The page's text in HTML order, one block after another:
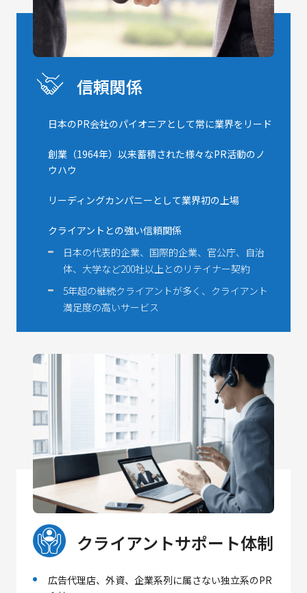
信頼関係
日本のPR会社のパイオニアとして常に業界をリード
創業（1964年）以来蓄積された様々なPR活動のノ
ウハウ
リーディングカンパニーとして業界初の上場
クライアントとの強い信頼関係
日本の代表的企業、国際的企業、官公庁、自治
体、大学など200社以上とのリテイナー契約
5年超の継続クライアントが多く、クライアント
満足度の高いサービス
クライアントサポート体制
広告代理店、外資、企業系列に属さない独立系のPR